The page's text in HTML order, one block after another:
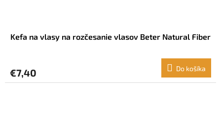
Kefa na vlasy na rozčesanie vlasov Beter Natural Fiber
€7,40 Do košíka